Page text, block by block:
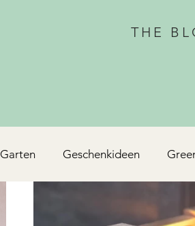
THE
Garten Geschenkideen